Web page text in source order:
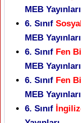
MEB Yayınları
6. Sınıf
MEB Yayınları
6. Sınıf Fen
MEB Yayınları
6. Sınıf Fen
MEB Yayınları
6. Sınıf